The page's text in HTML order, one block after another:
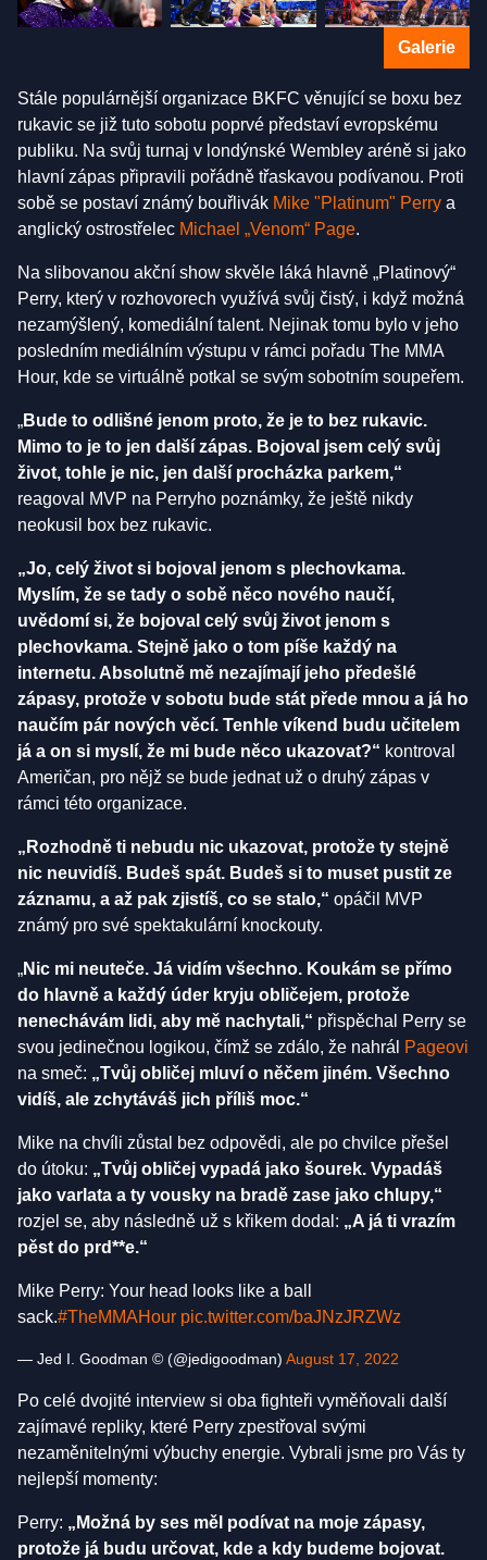
Galerie
Stále populárnější organizace BKFC věnující se boxu bez
rukavic se již tuto sobotu poprvé představí evropskému
publiku. Na svůj turnaj v londýnské Wembley aréně si jako
hlavní zápas připravili pořádně třaskavou podívanou. Proti
sobě se postaví známý bouřlivák Mike "Platinum" Perry a
anglický ostrostřelec Michael „Venom“ Page.
Na slibovanou akční show skvěle láká hlavně „Platinový“
Perry, který v rozhovorech využívá svůj čistý, i když možná
nezamýšlený, komediální talent. Nejinak tomu bylo v jeho
posledním mediálním výstupu v rámci pořadu The MMA
Hour, kde se virtuálně potkal se svým sobotním soupeřem.
„Bude to odlišné jenom proto, že je to bez rukavic.
Mimo to je to jen další zápas. Bojoval jsem celý svůj
život, tohle je nic, jen další procházka parkem,“
reagoval MVP na Perryho poznámky, že ještě nikdy
neokusil box bez rukavic.
„Jo, celý život si bojoval jenom s plechovkama.
Myslím, že se tady o sobě něco nového naučí,
uvědomí si, že bojoval celý svůj život jenom s
plechovkama. Stejně jako o tom píše každý na
internetu. Absolutně mě nezajímají jeho předešlé
zápasy, protože v sobotu bude stát přede mnou a já ho
naučím pár nových věcí. Tenhle víkend budu učitelem
já a on si myslí, že mi bude něco ukazovat?“ kontroval
Američan, pro nějž se bude jednat už o druhý zápas v
rámci této organizace.
„Rozhodně ti nebudu nic ukazovat, protože ty stejně
nic neuvidíš. Budeš spát. Budeš si to muset pustit ze
záznamu, a až pak zjistíš, co se stalo,“ opáčil MVP
známý pro své spektakulární knockouty.
„Nic mi neuteče. Já vidím všechno. Koukám se přímo
do hlavně a každý úder kryju obličejem, protože
nenechávám lidi, aby mě nachytali,“ přispěchal Perry se
svou jedinečnou logikou, čímž se zdálo, že nahrál Pageovi
na smeč: „Tvůj obličej mluví o něčem jiném. Všechno
vidíš, ale zchytáváš jich příliš moc.“
Mike na chvíli zůstal bez odpovědi, ale po chvilce přešel
do útoku: „Tvůj obličej vypadá jako šourek. Vypadáš
jako varlata a ty vousky na bradě zase jako chlupy,“
rozjel se, aby následně už s křikem dodal: „A já ti vrazím
pěst do prd**e.“
Mike Perry: Your head looks like a ball
sack.#TheMMAHour pic.twitter.com/baJNzJRZWz
— Jed I. Goodman © (@jedigoodman) August 17, 2022
Po celé dvojité interview si oba fighteři vyměňovali další
zajímavé repliky, které Perry zpestřoval svými
nezaměnitelnými výbuchy energie. Vybrali jsme pro Vás ty
nejlepší momenty:
Perry: „Možná by ses měl podívat na moje zápasy,
protože já budu určovat, kde a kdy budeme bojovat.